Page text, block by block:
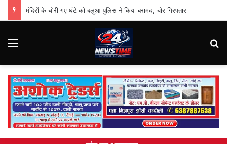
मंदिरों के चोरी गए घंटे को बलुआ पुलिस ने किया बरामद, चोर गिरफ्तार
Menu